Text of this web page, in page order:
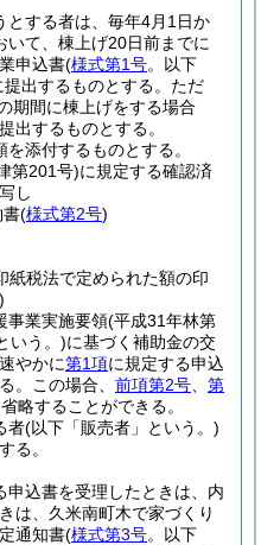
とする者は、毎年4月1日か
いて、棟上げ20日前までに
申込書(様式第1号。以下
出するものとする。 ただ
期間に棟上げをする場合
出するものとする。
添付するものとする。
第201号)に規定する確認済
し
書(様式第2号)
紙税法で定められた額の印
事業実施要領(平成31年林第
いう。)に基づく補助金の交
やかに第1項に規定する申込
。
この場合、 前項第2号
第
略することができる。
者(以下「販売者」という。)
る。
申込書を受理したときは、内
は、久米南町木で家づくり
通知書(様式第3号。以下